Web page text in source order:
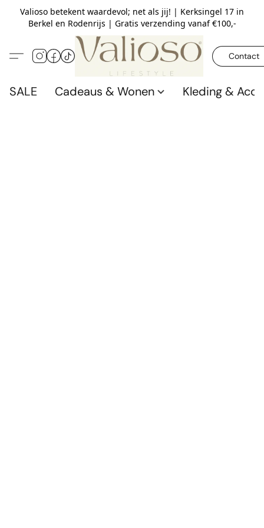
Valioso betekent waardevol; net als jij! | Kerksingel 17 in
Berkel en Rodenrijs | Gratis verzending vanaf €100,-
Contact
SALE Cadeaus & Wonen Kleding &